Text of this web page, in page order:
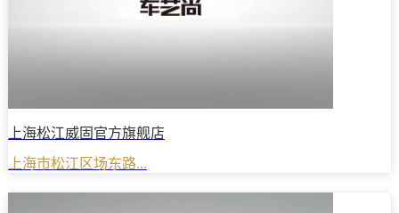
上海松江威固官方旗舰店
上海市松江区场东路...